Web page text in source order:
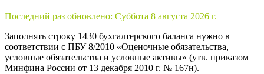
Последний раз обновлено: Суббота 8 августа 2026 г.
Заполнять строку 1430 бухгалтерского баланса нужно в
соответствии с ПБУ 8/2010 «Оценочные обязательства,
условные обязательства и условные активы» (утв. приказом
Минфина России от 13 декабря 2010 г. № 167н).